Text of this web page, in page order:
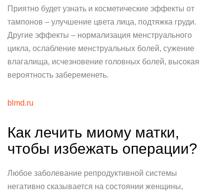
Приятно будет узнать и косметические эффекты от
тампонов – улучшение цвета лица, подтяжка груди.
Другие эффекты – нормализация менструального
цикла, ослабление менструальных болей, сужение
влагалища, исчезновение головных болей, высокая
вероятность забеременеть.
blmd.ru
Как лечить миому матки,
чтобы избежать операции?
Любое заболевание репродуктивной системы
негативно сказывается на состоянии женщины,